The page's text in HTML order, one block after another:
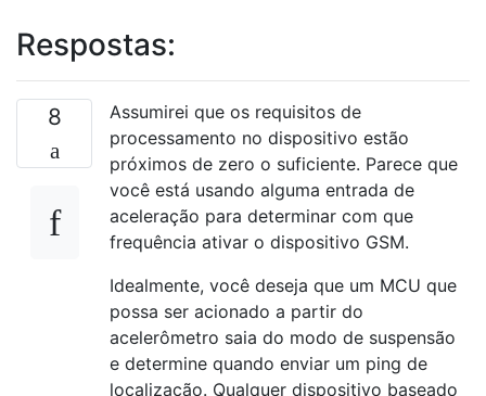
Respostas:
8
Assumirei que os requisitos de
processamento no dispositivo estão
próximos de zero o suficiente. Parece que
você está usando alguma entrada de
aceleração para determinar com que
frequência ativar o dispositivo GSM.
Idealmente, você deseja que um MCU que
possa ser acionado a partir do
acelerômetro saia do modo de suspensão
e determine quando enviar um ping de
localização. Qualquer dispositivo baseado